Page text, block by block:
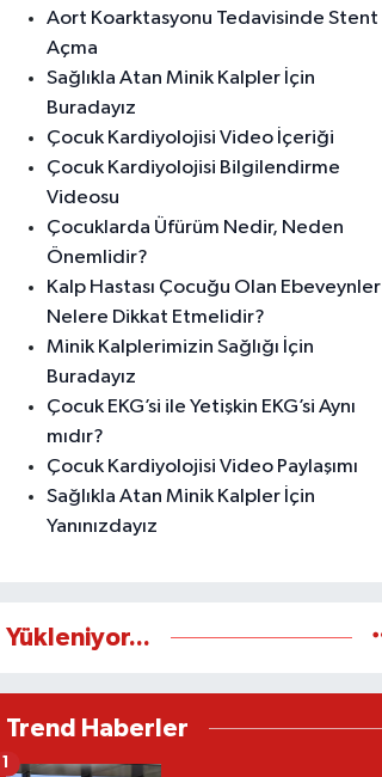
Aort Koarktasyonu Tedavisinde Stent
Açma
Sağlıkla Atan Minik Kalpler İçin
Buradayız
Çocuk Kardiyolojisi Video İçeriği
Çocuk Kardiyolojisi Bilgilendirme
Videosu
Çocuklarda Üfürüm Nedir, Neden
Önemlidir?
Kalp Hastası Çocuğu Olan Ebeveynler
Nelere Dikkat Etmelidir?
Minik Kalplerimizin Sağlığı İçin
Buradayız
Çocuk EKG’si ile Yetişkin EKG’si Aynı
mıdır?
Çocuk Kardiyolojisi Video Paylaşımı
Sağlıkla Atan Minik Kalpler İçin
Yanınızdayız
Yükleniyor...
Trend Haberler
1